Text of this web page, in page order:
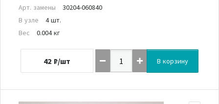
Арт. замены
30204-060840
В узле
4 шт.
Вес
0.004 кг
42 ₽/шт В корзину